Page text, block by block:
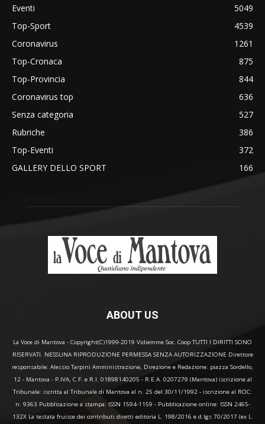
Eventi
5049
Top-Sport
4539
Coronavirus
1261
Top-Cronaca
875
Top-Provincia
844
Coronavirus top
636
Senza categoria
527
Rubriche
386
Top-Eventi
372
GALLERY DELLO SPORT
166
ABOUT US
La Voce di Mantova - Copyright(C)1999-2019 Vidiemme Soc. Coop TUTTI I DIRITTI SONO
RISERVATI. NESSUNA RIPRODUZIONE PERMESSA SENZA AUTORIZZAZIONE Direttore
responsabile: Alessio Tarpini Amministrazione, Direzione e Redazione: piazza Sordello,
12 - Mantova - P.IVA, C.F. e R.I. 01898140205 - R.E.A. 0207279 (Mantova) iscrizione al
Tribunale: iscritta al Tribunale di Mantova al n. 25 del 30/11/1992 - iscrizione al ROC:
n. 9363 Pubblicazione a stampa: ISSN 1594-1159 - Pubblicazione online: ISSN 2465-
132X La testata fruisce dei contributi diretti editoria L. 198/2016 e d.lgs 70/2017 (ex L.